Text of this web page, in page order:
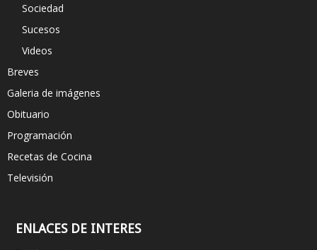
Sociedad
Sucesos
Videos
Breves
Galeria de imágenes
Obituario
Programación
Recetas de Cocina
Televisión
ENLACES DE INTERES